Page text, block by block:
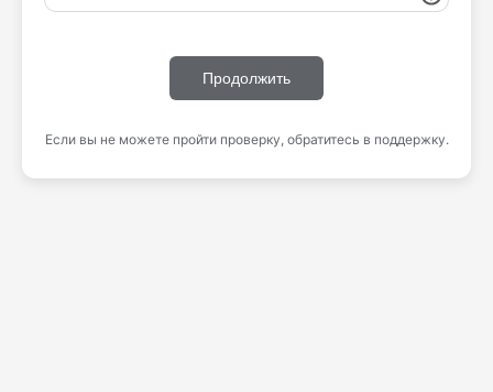
Продолжить
Если вы не можете пройти проверку, обратитесь в поддержку.